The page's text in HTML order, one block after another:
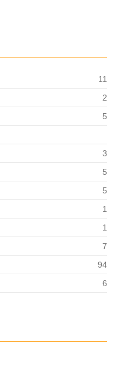
11
2
5
3
5
5
1
1
7
94
6